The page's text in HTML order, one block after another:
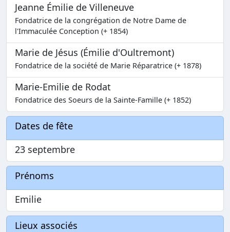
Jeanne Émilie de Villeneuve
Fondatrice de la congrégation de Notre Dame de
l'Immaculée Conception (+ 1854)
Marie de Jésus (Émilie d'Oultremont)
Fondatrice de la société de Marie Réparatrice (+ 1878)
Marie-Emilie de Rodat
Fondatrice des Soeurs de la Sainte-Famille (+ 1852)
Dates de fête
23 septembre
Prénoms
Emilie
Lieux associés